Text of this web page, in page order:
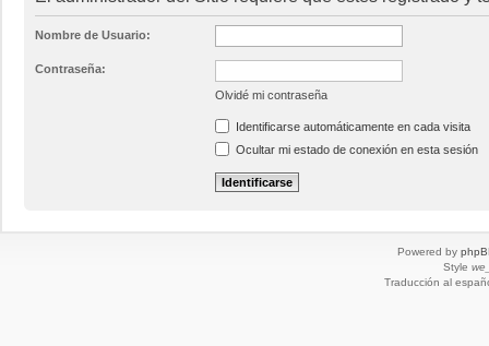
Nombre de Usuario:
Contraseña:
Olvidé mi contraseña
Identificarse automáticamente en cada visita
Ocultar mi estado de conexión en esta sesión
Powered by
Style
Traducción al